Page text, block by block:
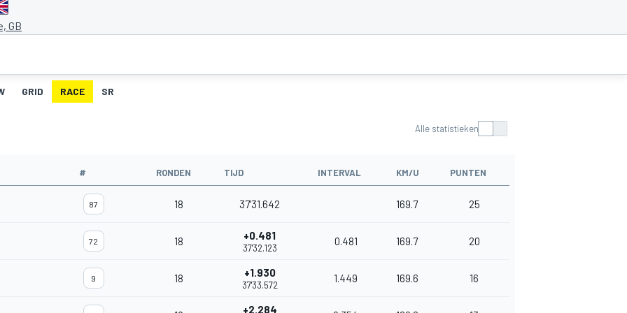
GB
GRID RACE SR
Alle statistieken
# RONDEN TIJD INTERVAL KM/U PUNTEN
87 18 37'31.642 169.7 25
72 18 +0.481
37'32.123
0.481 169.7 20
9 18 +1.930
37'33.572
1.449 169.6 16
+2.284